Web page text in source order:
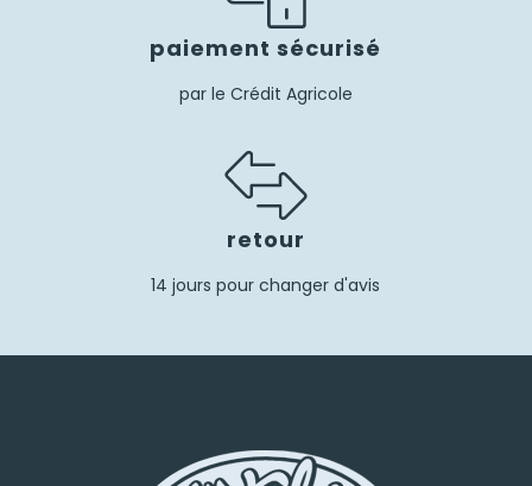
paiement sécurisé
par le Crédit Agricole
retour
14 jours pour changer d'avis